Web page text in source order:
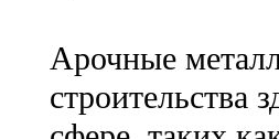
Арочные
строительства